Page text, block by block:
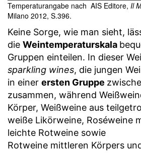
Temperaturangabe nach AIS Editore, Il
Milano 2012, S.396.
Keine Sorge, wie man sieht,
die Weintemperaturskala
Gruppen einteilen. In dieser
sparkling wines, die jungen
in einer ersten Gruppe
zusammen, während
Körper, Weißweine aus
weiße Likörweine, Roséweine
leichte Rotweine sowie
Rotweine mittleren Körpers